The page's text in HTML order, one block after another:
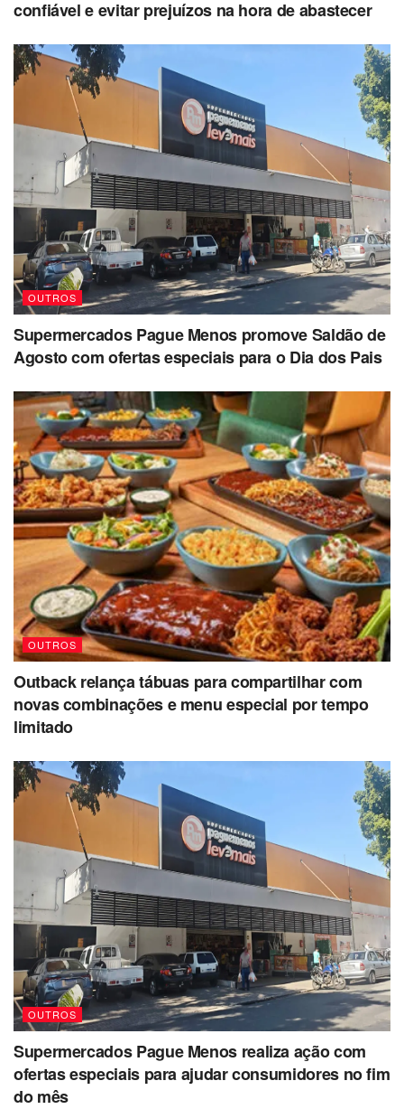
confiável e evitar prejuízos na hora de abastecer
OUTROS
Supermercados Pague Menos promove Saldão de
Agosto com ofertas especiais para o Dia dos Pais
OUTROS
Outback relança tábuas para compartilhar com
novas combinações e menu especial por tempo
limitado
OUTROS
Supermercados Pague Menos realiza ação com
ofertas especiais para ajudar consumidores no fim
do mês